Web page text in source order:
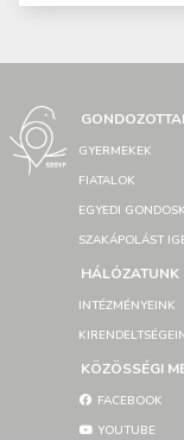
GYERMEKEK
FIATALOK
EGYEDI
SZAKÁPOLÁST
HÁLÓZATUNK
INTÉZMÉNYEINK
KÖZÖSSÉGI
FACEBOOK
YOUTUBE